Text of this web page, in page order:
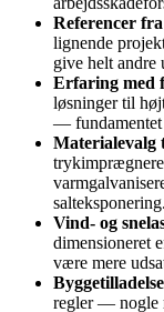
Referencer
lignende
give helt andre
Erfaring med
løsninger til
— fundamentet
salteksponering.
Vind- og
dimensioneret
være mere
regler — nogle